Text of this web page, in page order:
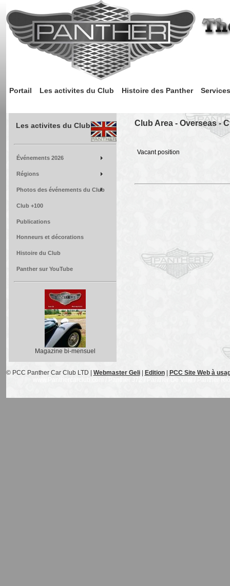
Portail Les activites du Club Histoire des Panther Services
Les activites du Club
Événements 2026
Régions
Photos des événements du Club
Club +100
Publications
Honneurs et décorations
Histoire du Club
Panther sur YouTube
Magazine bi-mensuel
Club Area - Overseas -
Vacant position
© PCC Panther Car Club LTD | Webmaster Geli| Edition|
PCC Site Web à